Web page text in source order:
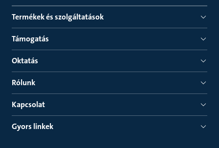
Termékek és szolgáltatások
Támogatás
Oktatás
Rólunk
Kapcsolat
Gyors linkek